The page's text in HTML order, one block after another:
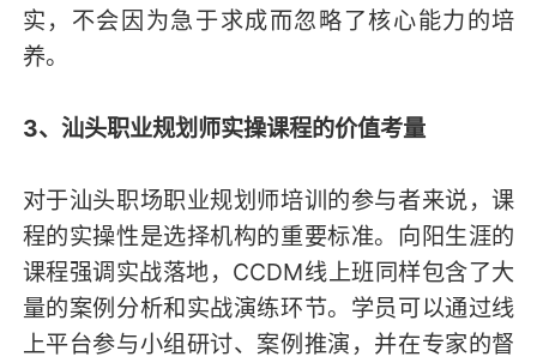
实，不会因为急于求成而忽略了核心能力的培
养。
3、汕头职业规划师实操课程的价值考量
对于汕头职场职业规划师培训的参与者来说，课
程的实操性是选择机构的重要标准。向阳生涯的
课程强调实战落地，CCDM线上班同样包含了大
量的案例分析和实战演练环节。学员可以通过线
上平台参与小组研讨、案例推演，并在专家的督